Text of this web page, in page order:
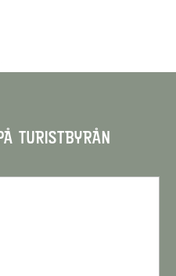
TURISTBYRÅN